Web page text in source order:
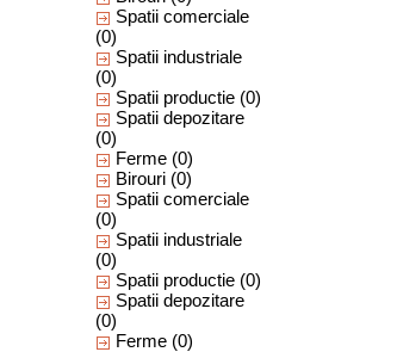
Spatii comerciale
(0)
Spatii industriale
(0)
Spatii productie(0)
Spatii depozitare
(0)
Ferme(0)
Birouri(0)
Spatii comerciale
(0)
Spatii industriale
(0)
Spatii productie(0)
Spatii depozitare
(0)
Ferme(0)